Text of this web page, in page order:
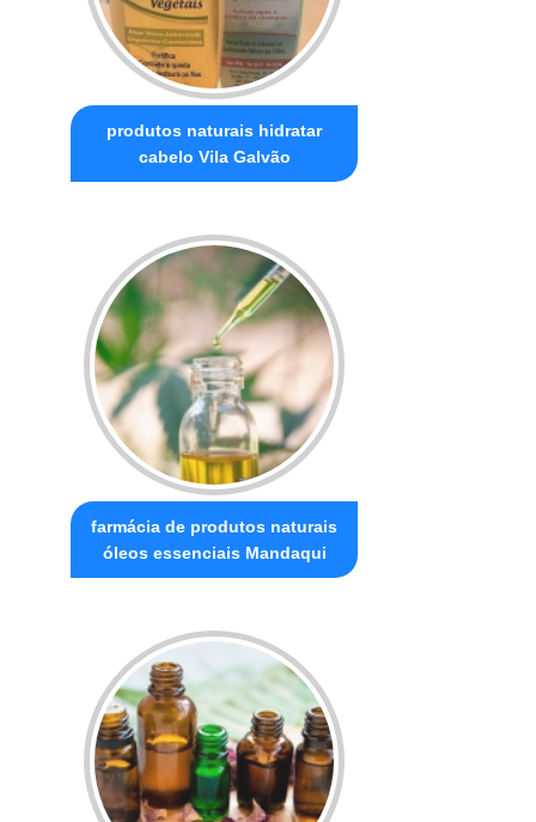
produtos naturais hidratar
cabelo Vila Galvão
farmácia de produtos naturais
óleos essenciais Mandaqui